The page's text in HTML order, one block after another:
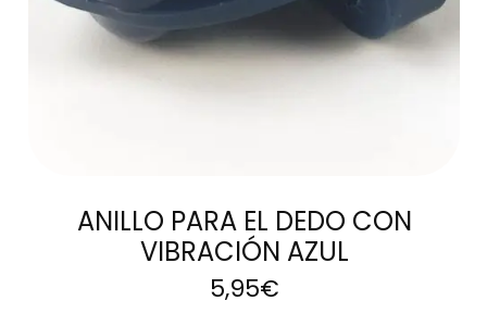
ANILLO PARA EL DEDO CON
VIBRACIÓN AZUL
5,95€